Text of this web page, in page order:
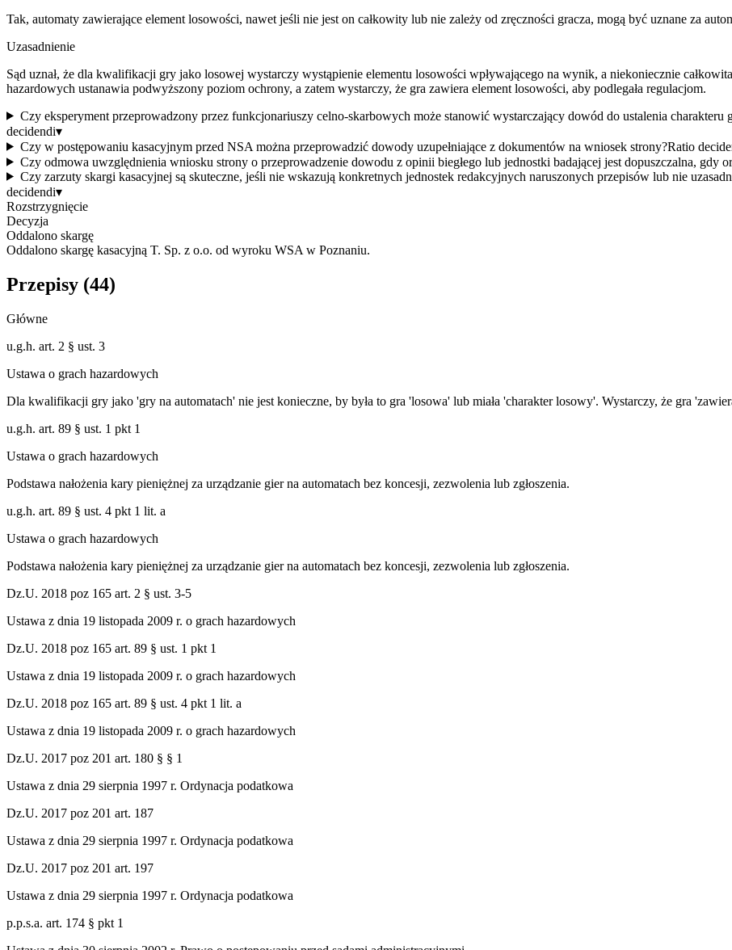
Tak, automaty zawierające element losowości, nawet jeśli nie jest on całkowity lub nie zależy od zręczności gracza, mogą być uznane za
Uzasadnienie
Sąd uznał, że dla kwalifikacji gry jako losowej wystarczy wystąpienie elementu losowości wpływającego na wynik, a niekoniecznie
hazardowych ustanawia podwyższony poziom ochrony, a zatem wystarczy, że gra zawiera element losowości, aby podlegała regulacjom.
Czy eksperyment przeprowadzony przez funkcjonariuszy celno-skarbowych może stanowić wystarczający dowód do ustalenia charakteru
decidendi▾
Czy w postępowaniu kasacyjnym przed NSA można przeprowadzić dowody uzupełniające z dokumentów na wniosek strony?Ratio
Czy odmowa uwzględnienia wniosku strony o przeprowadzenie dowodu z opinii biegłego lub jednostki badającej jest dopuszczalna, gdy
Czy zarzuty skargi kasacyjnej są skuteczne, jeśli nie wskazują konkretnych jednostek redakcyjnych naruszonych przepisów lub nie
decidendi▾
Rozstrzygnięcie
Decyzja
Oddalono skargę
Oddalono skargę kasacyjną T. Sp. z o.o. od wyroku WSA w Poznaniu.
Przepisy (44)
Główne
u.g.h. art. 2 § ust. 3
Ustawa o grach hazardowych
Dla kwalifikacji gry jako 'gry na automatach' nie jest konieczne, by była to gra 'losowa' lub miała 'charakter losowy'. Wystarczy, że gra
u.g.h. art. 89 § ust. 1 pkt 1
Ustawa o grach hazardowych
Podstawa nałożenia kary pieniężnej za urządzanie gier na automatach bez koncesji, zezwolenia lub zgłoszenia.
u.g.h. art. 89 § ust. 4 pkt 1 lit. a
Ustawa o grach hazardowych
Podstawa nałożenia kary pieniężnej za urządzanie gier na automatach bez koncesji, zezwolenia lub zgłoszenia.
Dz.U. 2018 poz 165 art. 2 § ust. 3-5
Ustawa z dnia 19 listopada 2009 r. o grach hazardowych
Dz.U. 2018 poz 165 art. 89 § ust. 1 pkt 1
Ustawa z dnia 19 listopada 2009 r. o grach hazardowych
Dz.U. 2018 poz 165 art. 89 § ust. 4 pkt 1 lit. a
Ustawa z dnia 19 listopada 2009 r. o grach hazardowych
Dz.U. 2017 poz 201 art. 180 § § 1
Ustawa z dnia 29 sierpnia 1997 r. Ordynacja podatkowa
Dz.U. 2017 poz 201 art. 187
Ustawa z dnia 29 sierpnia 1997 r. Ordynacja podatkowa
Dz.U. 2017 poz 201 art. 197
Ustawa z dnia 29 sierpnia 1997 r. Ordynacja podatkowa
p.p.s.a. art. 174 § pkt 1